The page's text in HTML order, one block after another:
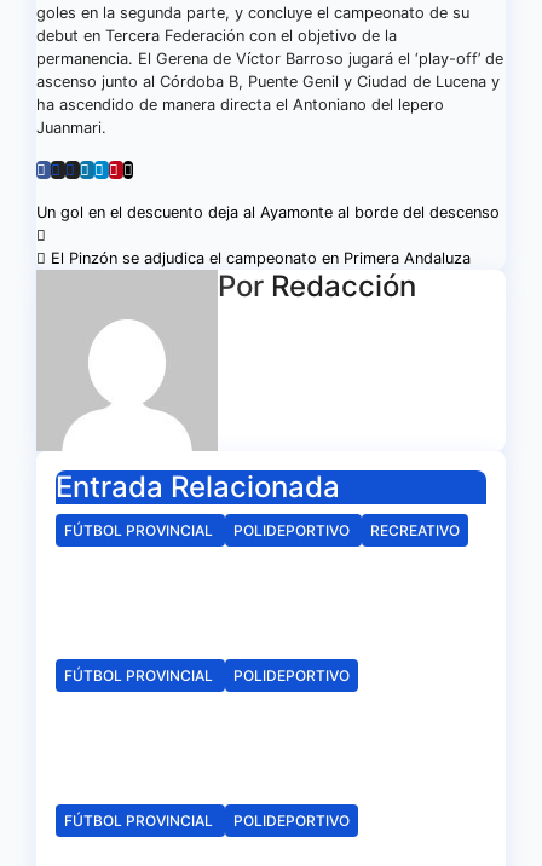
goles en la segunda parte, y concluye el campeonato de su
debut en Tercera Federación con el objetivo de la
permanencia. El Gerena de Víctor Barroso jugará el ‘play-off’ de
ascenso junto al Córdoba B, Puente Genil y Ciudad de Lucena y
ha ascendido de manera directa el Antoniano del lepero
Juanmari.
Navegación
de
entradas
Un gol en el descuento deja al Ayamonte al borde del descenso
El Pinzón se adjudica el campeonato en Primera Andaluza
Por Redacción
Entrada Relacionada
FÚTBOL PROVINCIAL POLIDEPORTIVO RECREATIVO
FÚTBOL PROVINCIAL POLIDEPORTIVO
FÚTBOL PROVINCIAL POLIDEPORTIVO